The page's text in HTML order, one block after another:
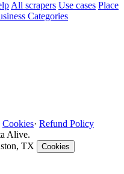
All scrapers Use cases Place
Categories
Cookies· Refund Policy
Alive.
TX Cookies